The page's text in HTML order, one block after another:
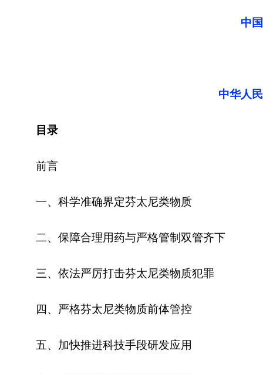
中
中华人
目录
前言
一、科学准确界定芬太尼类物质
二、保障合理用药与严格管制双管齐下
三、依法严厉打击芬太尼类物质犯罪
四、严格芬太尼类物质前体管控
五、加快推进科技手段研发应用